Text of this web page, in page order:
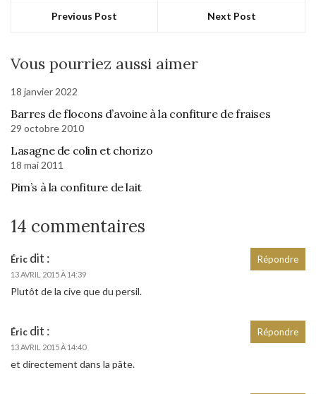
Previous Post Next Post
Vous pourriez aussi aimer
18 janvier 2022
Barres de flocons d’avoine à la confiture de fraises
29 octobre 2010
Lasagne de colin et chorizo
18 mai 2011
Pim’s à la confiture de lait
14 commentaires
Éric dit :
13 AVRIL 2015 À 14:39
Plutôt de la cive que du persil.
Répondre
Éric dit :
13 AVRIL 2015 À 14:40
et directement dans la pâte.
Répondre